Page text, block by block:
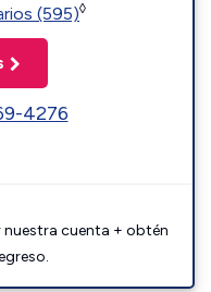
(595)◊
4276
nuestra cuenta + obtén